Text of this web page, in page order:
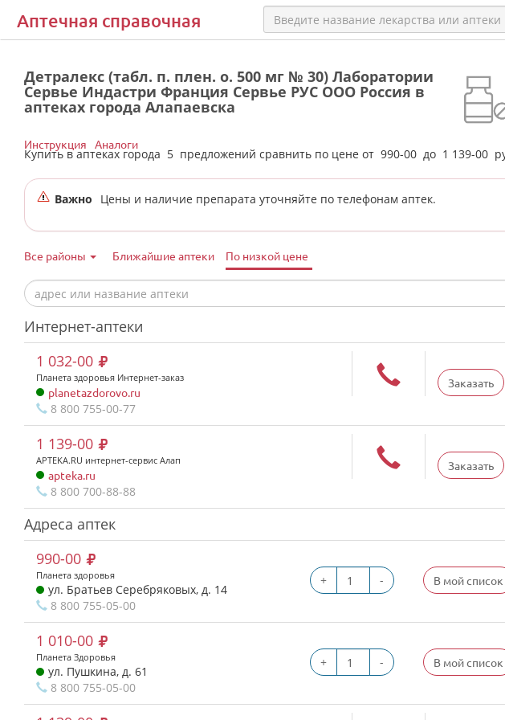
Аптечная справочная
Детралекс (табл. п. плен. о. 500 мг № 30) Лаборатории
Сервье Индастри Франция Сервье РУС ООО Россия в
аптеках города Алапаевска
Купить в аптеках города 5 предложений сравнить по цене от 990-00 до 1 139-00
Инструкция Аналоги
Важно Цены и наличие препарата уточняйте по телефонам аптек.
Все районы Ближайшие аптеки По низкой цене
Интернет-аптеки
Заказать
1 032-00
Планета здоровья Интернет-заказ
planetazdorovo.ru
8 800 755-00-77
Заказать
1 139-00
APTEKA.RU интернет-сервис Алап
apteka.ru
8 800 700-88-88
Адреса аптек
+ - В мой список
990-00
Планета здоровья
ул. Братьев Серебряковых, д. 14
8 800 755-05-00
+ - В мой список
1 010-00
Планета Здоровья
ул. Пушкина, д. 61
8 800 755-05-00